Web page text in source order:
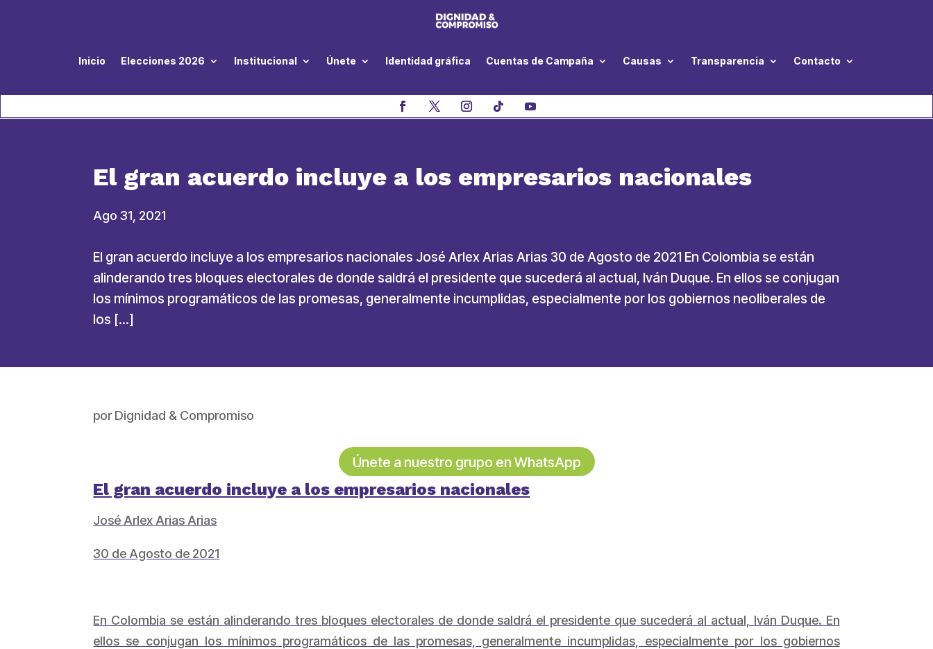
Inicio Elecciones 2026 Institucional Únete Identidad gráfica Cuentas de Campaña Causas Transparencia Contacto
El gran acuerdo incluye a los empresarios nacionales
Ago 31, 2021
El gran acuerdo incluye a los empresarios nacionales José Arlex Arias Arias 30 de Agosto de 2021 En Colombia se están
alinderando tres bloques electorales de donde saldrá el presidente que sucederá al actual, Iván Duque. En ellos se conjugan
los mínimos programáticos de las promesas, generalmente incumplidas, especialmente por los gobiernos neoliberales de
los […]
porDignidad & Compromiso
Únete a nuestro grupo en WhatsApp
El gran acuerdo incluye a los empresarios nacionales
José Arlex Arias Arias
30 de Agosto de 2021
En Colombia se están alinderando tres bloques electorales de donde saldrá el presidente que sucederá al actual, Iván Duque. En
ellos se conjugan los mínimos programáticos de las promesas, generalmente incumplidas, especialmente por los gobiernos